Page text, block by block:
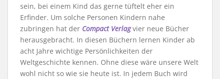
sein, bei einem Kind das gerne tüftelt eher ein
Erfinder. Um solche Personen Kindern nahe
zubringen hat der Compact Verlagvier neue Bücher
herausgebracht. In diesen Büchern lernen Kinder ab
acht Jahre wichtige Persönlichkeiten der
Weltgeschichte kennen. Ohne diese wäre unsere Welt
wohl nicht so wie sie heute ist. In jedem Buch wird